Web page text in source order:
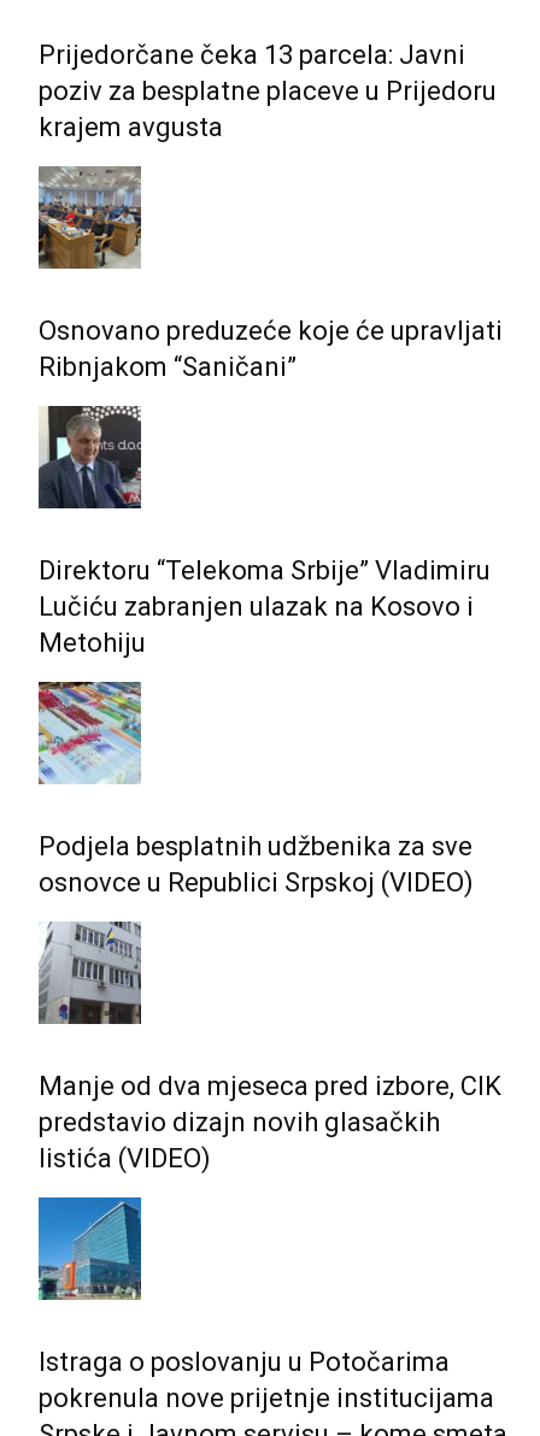
Prijedorčane čeka 13 parcela: Javni
poziv za besplatne placeve u Prijedoru
krajem avgusta
Osnovano preduzeće koje će upravljati
Ribnjakom “Saničani”
Direktoru “Telekoma Srbije” Vladimiru
Lučiću zabranjen ulazak na Kosovo i
Metohiju
Podjela besplatnih udžbenika za sve
osnovce u Republici Srpskoj (VIDEO)
Manje od dva mjeseca pred izbore, CIK
predstavio dizajn novih glasačkih
listića (VIDEO)
Istraga o poslovanju u Potočarima
pokrenula nove prijetnje institucijama